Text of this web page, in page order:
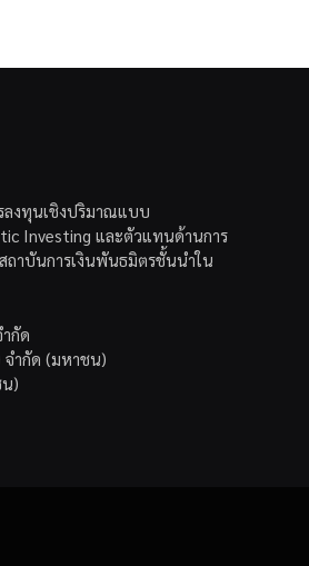
งทุนเชิงปริมาณแบบ
Investing และตัวแทนด้านการ
าบันการเงินพันธมิตรชั้นนำใน
กัด
ำกัด (มหาชน)
)